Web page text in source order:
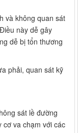
và không quan sát
này dễ gây
dễ bị tổn thương
phải, quan sát kỹ
sát lề đường
cơ va chạm với các